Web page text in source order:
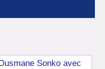
Sonko avec